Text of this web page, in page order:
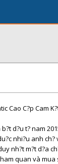
Cao C?p Cam
d?u t? nam
nhi?u anh
nh?t m?t d?a
quan và